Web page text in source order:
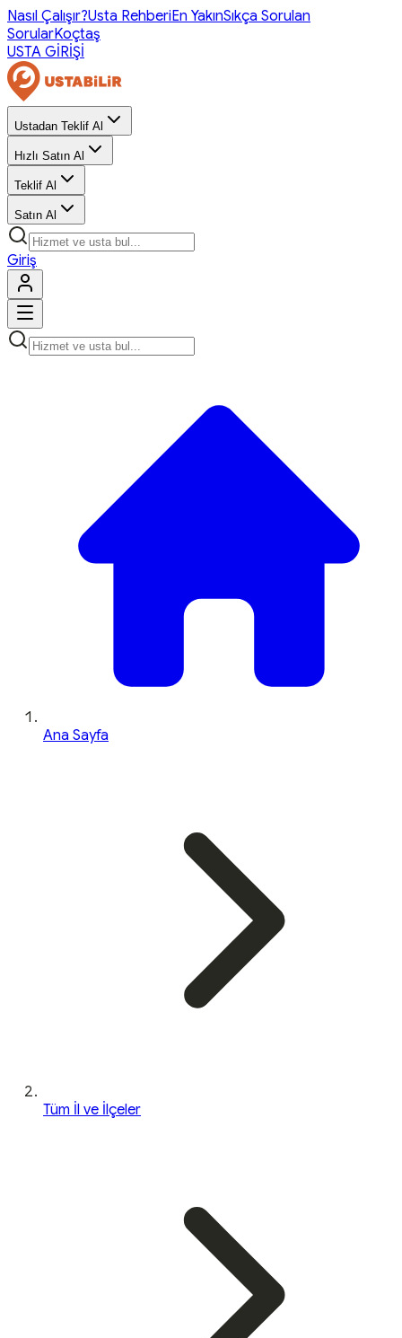
Nasıl Çalışır?Usta RehberiEn YakınSıkça Sorulan
SorularKoçtaş
USTA GİRİŞİ
Ustadan Teklif Al
Hızlı Satın Al
Teklif Al
Satın Al
Giriş
Ana Sayfa
Tüm İl ve İlçeler